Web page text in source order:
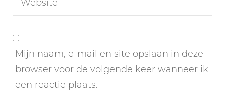
Mijn naam, e-mail en site opslaan in deze
browser voor de volgende keer wanneer ik
een reactie plaats.